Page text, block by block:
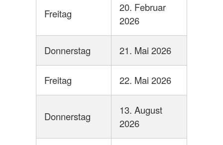
Freitag
20. Februar
2026
Donnerstag 21. Mai 2026
Freitag 22. Mai 2026
Donnerstag
13. August
2026